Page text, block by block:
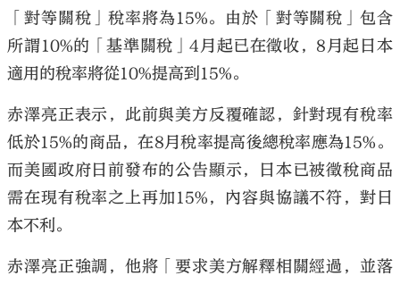
「對等關稅」稅率將為15%。由於「對等關稅」包含
所謂10%的「基準關稅」4月起已在徵收，8月起日本
適用的稅率將從10%提高到15%。
赤澤亮正表示，此前與美方反覆確認，針對現有稅率
低於15%的商品，在8月稅率提高後總稅率應為15%。
而美國政府日前發布的公告顯示，日本已被徵稅商品
需在現有稅率之上再加15%，內容與協議不符，對日
本不利。
赤澤亮正強調，他將「要求美方解釋相關經過，並落